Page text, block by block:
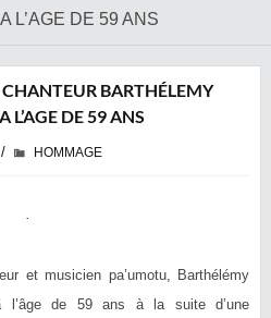
L’AGE DE 59 ANS
BARTHÉLEMY
L’AGE DE 59 ANS
HOMMAGE
et musicien pa’umotu, Barthélémy
l’âge de 59 ans à la suite d’une